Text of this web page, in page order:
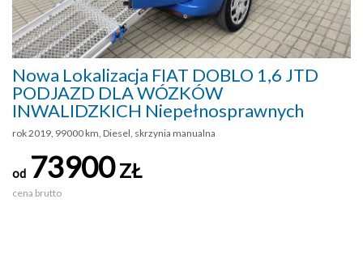
Nowa Lokalizacja FIAT DOBLO 1,6 JTD
PODJAZD DLA WÓZKÓW
INWALIDZKICH Niepełnosprawnych
rok 2019, 99000 km, Diesel, skrzynia manualna
od 73900ZŁ
cena brutto